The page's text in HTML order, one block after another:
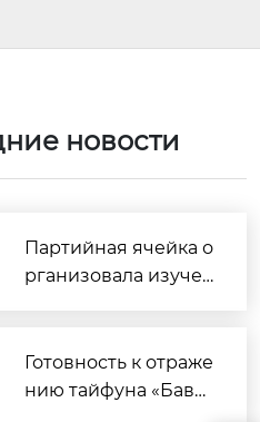
новости
Партийная ячейка о
рганизовала изуче
сборника статей Си
Цзиньпина о парти
Готовность к отраже
нию тайфуна «Баве